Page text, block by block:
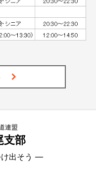
連盟
支部
出そう ―